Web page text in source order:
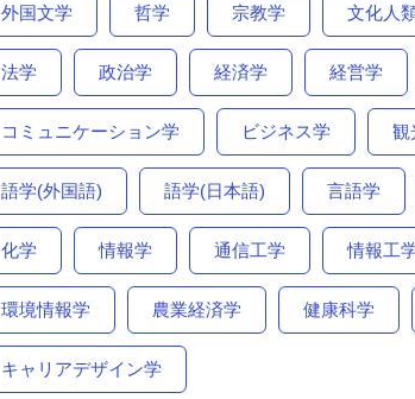
外国文学 哲学 宗教学 文化人
法学 政治学 経済学 経営学
コミュニケーション学 ビジネス学 観
語学(外国語) 語学(日本語) 言語学
化学 情報学 通信工学 情報工
環境情報学 農業経済学 健康科学
キャリアデザイン学